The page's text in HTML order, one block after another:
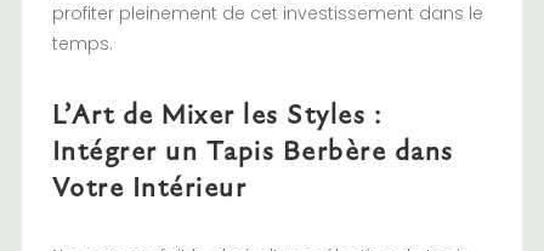
profiter pleinement de cet investissement dans le
temps.
L’Art de Mixer les Styles :
Intégrer un Tapis Berbère dans
Votre Intérieur